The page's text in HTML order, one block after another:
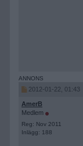
2012-01-22, 01:43
AmerB
Medlem
Reg: Nov 2011
Inlägg: 188